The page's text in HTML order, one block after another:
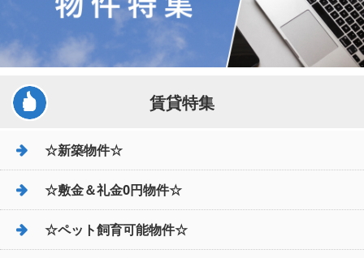
賃貸特集
☆新築物件☆
☆敷金＆礼金0円物件☆
☆ペット飼育可能物件☆